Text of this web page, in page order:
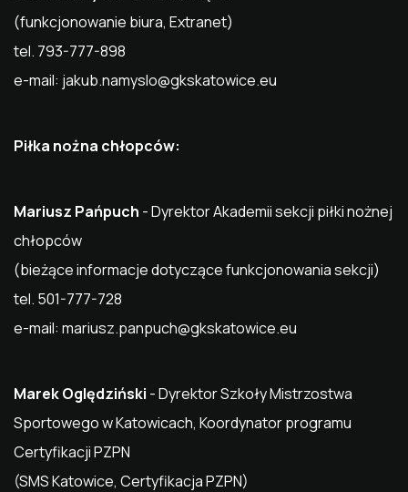
(funkcjonowanie biura, Extranet)
tel. 793-777-898
e-mail: jakub.namyslo@gkskatowice.eu
Piłka nożna chłopców:
Mariusz Pańpuch - Dyrektor Akademii sekcji piłki nożnej
chłopców
(bieżące informacje dotyczące funkcjonowania sekcji)
tel. 501-777-728
e-mail: mariusz.panpuch@gkskatowice.eu
Marek Oględziński - Dyrektor Szkoły Mistrzostwa
Sportowego w Katowicach, Koordynator programu
Certyfikacji PZPN
(SMS Katowice, Certyfikacja PZPN)